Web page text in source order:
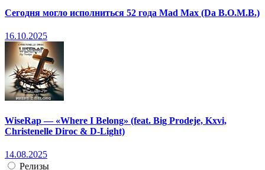
Сегодня могло исполниться 52 года Mad Max (Da B.O.M.B.)
16.10.2025
WiseRap — «Where I Belong» (feat. Big Prodeje, Kxvi,
Christenelle Diroc & D-Light)
14.08.2025
Релизы